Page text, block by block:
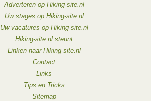
Adverteren op Hiking-site.nl
Uw stages op Hiking-site.nl
Uw vacatures op Hiking-site.nl
Hiking-site.nl steunt
Linken naar Hiking-site.nl
Contact
Links
Tips en Tricks
Sitemap